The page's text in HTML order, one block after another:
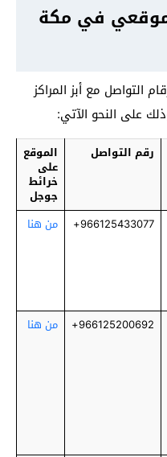
في مكة
التواصل مع أبز المراكز
على النحو الآتي:
رقم التواصل الموقع
على
خرائط
جوجل
966125433077+ من هنا
966125200692+ من هنا